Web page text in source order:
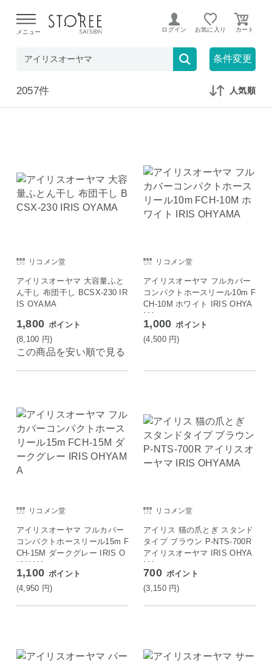
よる配送遅延が発生しております。
メニュー ログイン お気に入り
条件変更
在庫なしも表示 セール対象のみ
2057件 人気順
リコメン堂
アイリスオーヤマ 大容量ふと
ん干し 布団干し BCSX-230 IR
IS OYAMA
1,800 ポイント
(8,100 円)
この商品を安い順で見る
リコメン堂
アイリスオーヤマ フルカバー
コンパクトホースリール10m F
CH-10M ホワイト IRIS OHYA
MA
1,000 ポイント
(4,500 円)
リコメン堂
アイリスオーヤマ フルカバー
コンパクトホースリール15m F
CH-15M ダークグレー IRIS O
HYAMA
1,100 ポイント
(4,950 円)
リコメン堂
アイリス 猫の爪とぎ スタンド
タイプ ブラウン P-NTS-700R
アイリスオーヤマ IRIS OHYA
MA
700 ポイント
(3,150 円)